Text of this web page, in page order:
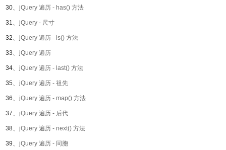
30、 jQuery 遍历 - has() 方法
31、 jQuery - 尺寸
32、 jQuery 遍历 - is() 方法
33、 jQuery 遍历
34、 jQuery 遍历 - last() 方法
35、 jQuery 遍历 - 祖先
36、 jQuery 遍历 - map() 方法
37、 jQuery 遍历 - 后代
38、 jQuery 遍历 - next() 方法
39、 jQuery 遍历 - 同胞